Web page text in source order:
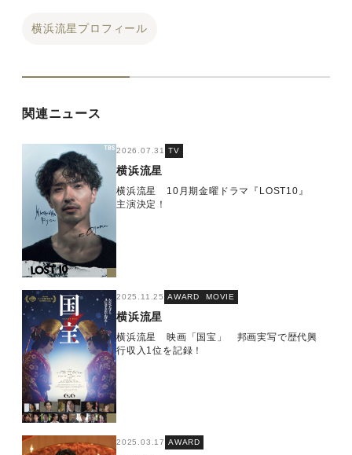
横浜流星プロフィール
関連ニュース
2026.07.31 TV
横浜流星
横浜流星 10月期金曜ドラマ『LOST10』
主演決定！
2025.11.25 AWARD MOVIE
横浜流星
横浜流星 映画「国宝」 邦画実写で歴代興
行収入1位を記録！
2025.03.17 AWARD